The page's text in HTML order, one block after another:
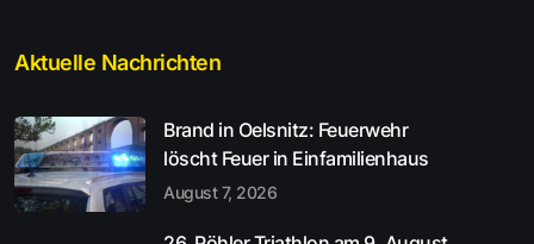
Aktuelle Nachrichten
Brand in Oelsnitz: Feuerwehr
löscht Feuer in Einfamilienhaus
August 7, 2026